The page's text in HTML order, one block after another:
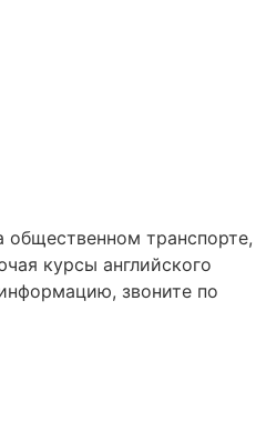
общественном транспорте,
курсы английского
звоните по